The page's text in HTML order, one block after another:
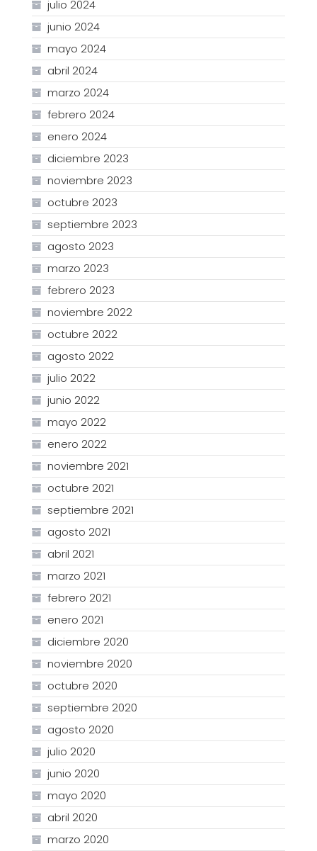
julio 2024
junio 2024
mayo 2024
abril 2024
marzo 2024
febrero 2024
enero 2024
diciembre 2023
noviembre 2023
octubre 2023
septiembre 2023
agosto 2023
marzo 2023
febrero 2023
noviembre 2022
octubre 2022
agosto 2022
julio 2022
junio 2022
mayo 2022
enero 2022
noviembre 2021
octubre 2021
septiembre 2021
agosto 2021
abril 2021
marzo 2021
febrero 2021
enero 2021
diciembre 2020
noviembre 2020
octubre 2020
septiembre 2020
agosto 2020
julio 2020
junio 2020
mayo 2020
abril 2020
marzo 2020